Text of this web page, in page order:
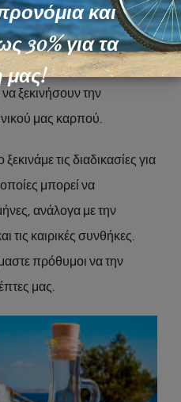
τους απασχόληση. Κάποιοι
κάποιοι άλλοι
για να ανέβουν στα κτήματά
ξεκινήσουν την
μας καρπού.
τις διαδικασίες για
μπορεί να
ανάλογα με την
τις καιρικές συνθήκες.
πρόθυμοι να την
μας.
και
30% για τα
μας!